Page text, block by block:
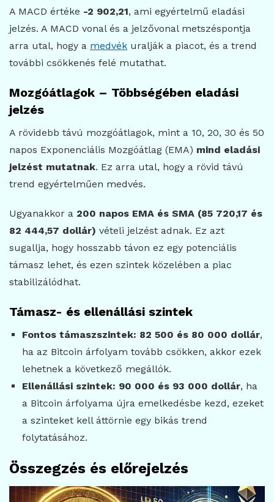
A MACD értéke -2 902,21, ami egyértelmű eladási
jelzés. A MACD vonal és a jelzővonal metszéspontja
arra utal, hogy a medvék uralják a piacot, és a trend
további csökkenés felé mutathat.
Mozgóátlagok – Többségében eladási
jelzés
A rövidebb távú mozgóátlagok, mint a 10, 20, 30 és 50
napos Exponenciális Mozgóátlag (EMA) mind eladási
jelzést mutatnak. Ez arra utal, hogy a rövid távú
trend egyértelműen medvés.
Ugyanakkor a 200 napos EMA és SMA (85 720,17 és
82 444,57 dollár) vételi jelzést adnak. Ez azt
sugallja, hogy hosszabb távon ez egy potenciális
támasz lehet, és ezen szintek közelében a piac
stabilizálódhat.
Támasz- és ellenállási szintek
Fontos támaszszintek: 82 500 és 80 000 dollár,
ha az Bitcoin árfolyam tovább csökken, akkor ezek
lehetnek a következő megállók.
Ellenállási szintek: 90 000 és 93 000 dollár, ha
a Bitcoin árfolyama újra emelkedésbe kezd, ezeket
a szinteket kell áttörnie egy bikás trend
folytatásához.
Összegzés és előrejelzés